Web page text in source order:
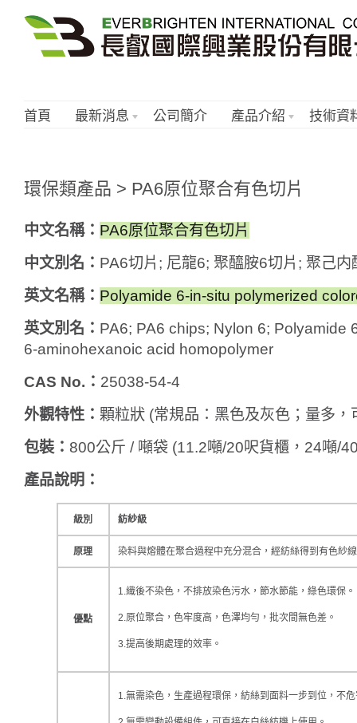
首頁 最新消息 公司簡介 產品介紹 技術資
環保類產品 > PA6原位聚合有色切片
中文名稱： PA6原位聚合有色切片
中文別名： PA6切片; 尼龍6; 聚醯胺6切片; 聚己内
英文名稱： Polyamide 6-in-situ polymerized
英文別名： PA6; PA6 chips; Nylon 6; Polyamide
6-aminohexanoic acid homopolymer
CAS No. ： 25038-54-4
外觀特性： 顆粒狀 (常規品：黑色及灰色；量多，
包裝： 800公斤 / 噸袋 (11.2噸/20呎貨櫃，24噸/
產品說明：
級別 紡紗級
原理 染料與熔體在聚合過程中充分混合，經紡絲得到有色紗
優點
1.織後不染色，不排放染色污水，節水節能，綠色環保
2.原位聚合，色牢度高，色澤均勻，批次間無色差。
3.提高後期處理的效率。
1.無需染色，生產過程環保，紡絲到面料一步到位，不